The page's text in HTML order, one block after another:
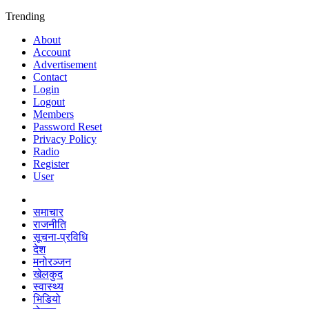
Trending
About
Account
Advertisement
Contact
Login
Logout
Members
Password Reset
Privacy Policy
Radio
Register
User
समाचार
राजनीति
सूचना-प्रविधि
देश
मनोरञ्जन
खेलकुद
स्वास्थ्य
भिडियो